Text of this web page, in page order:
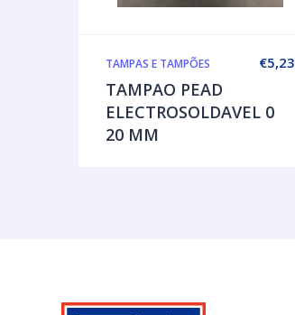
€5,23
TAMPAS E TAMPÕES
TAMPAO PEAD
ELECTROSOLDAVEL 0
20 MM